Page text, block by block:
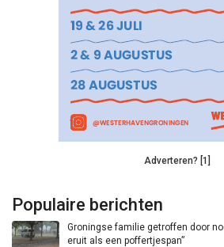
Adverteren? [1]
Populaire berichten
Groningse familie getroffen door
eruit als een poffertjespan”